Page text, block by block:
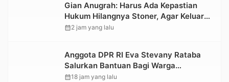
Gian Anugrah: Harus Ada Kepastian
Hukum Hilangnya Stoner, Agar Keluarga
tidak Larut dalam Trauma dan
calendar_month2 jam yang lalu
Anggota DPR RI Eva Stevany Rataba
Salurkan Bantuan Bagi Warga
Terdampak Longsor di Buntu Pepasan
calendar_month18 jam yang lalu